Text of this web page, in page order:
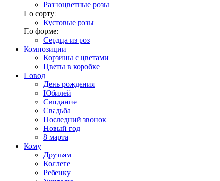
Разноцветные розы
По сорту:
Кустовые розы
По форме:
Сердца из роз
Композиции
Корзины с цветами
Цветы в коробке
Повод
День рождения
Юбилей
Свидание
Свадьба
Последний звонок
Новый год
8 марта
Кому
Друзьям
Коллеге
Ребенку